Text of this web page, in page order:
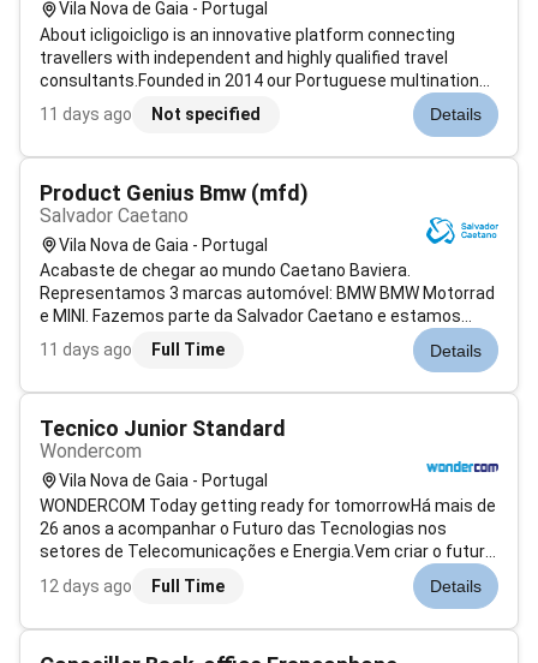
Vila Nova de Gaia - Portugal
About icligoicligo is an innovative platform connecting
travellers with independent and highly qualified travel
consultants.Founded in 2014 our Portuguese multinational
has grown into a technology-driven company committed to
delivering seamless travel experiences while embracing a
11 days ago Not specified Details
Product Genius Bmw (mfd)
Salvador Caetano
Vila Nova de Gaia - Portugal
Acabaste de chegar ao mundo Caetano Baviera.
Representamos 3 marcas automóvel: BMW BMW Motorrad
e MINI. Fazemos parte da Salvador Caetano e estamos
sempre em movimento à procura dos melhores talentos.
Criamos valor nos nossos negócios de olhos postos no
11 days ago Full Time Details
Tecnico Junior Standard
Wondercom
Vila Nova de Gaia - Portugal
WONDERCOM Today getting ready for tomorrowHá mais de
26 anos a acompanhar o Futuro das Tecnologias nos
setores de Telecomunicações e Energia.Vem criar o futuro
connosco!Procuramos um Técnico Júnior (m/f) para
integrar uma das nossas equipas na zona do Porto no
12 days ago Full Time Details